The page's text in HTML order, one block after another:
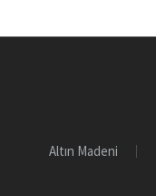
Altın Madeni